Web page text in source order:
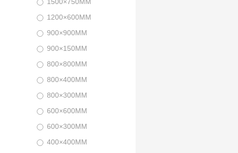
1200×600MM
900×900MM
900×150MM
800×800MM
800×400MM
800×300MM
600×600MM
600×300MM
400×400MM